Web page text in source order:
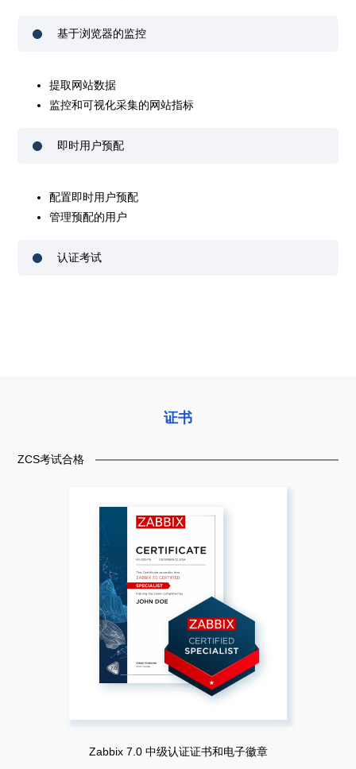
基于浏览器的监控
提取网站数据
监控和可视化采集的网站指标
即时用户预配
配置即时用户预配
管理预配的用户
认证考试
证书
ZCS考试合格
Zabbix 7.0 中级认证证书和电子徽章